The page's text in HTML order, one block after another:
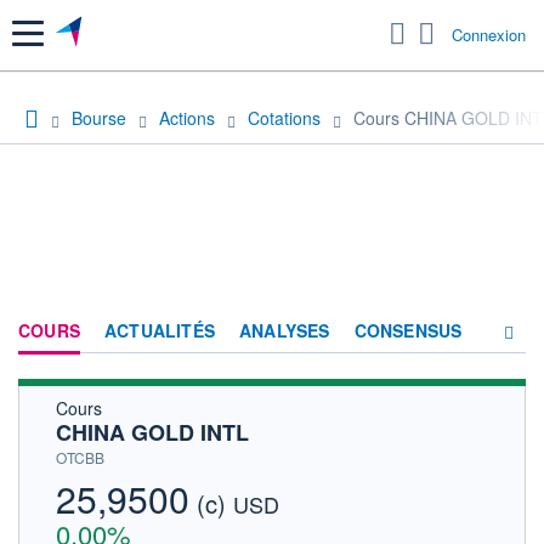
Menu Connexion
Bourse Actions Cotations Cours CHINA GOLD
COURS ACTUALITÉS ANALYSES CONSENSUS
ACTIONNAIRES
Cours
CHINA GOLD INTL
OTCBB
25,9500 (c) USD
0,00%